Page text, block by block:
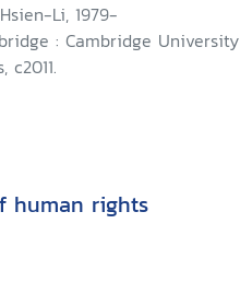
Li, 1979-
: Cambridge University
c2011.
human rights